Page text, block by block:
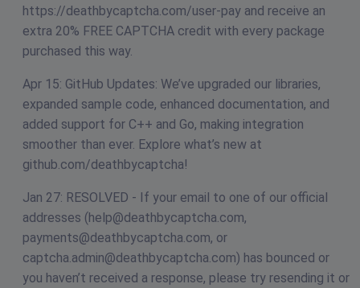
https://deathbycaptcha.com/user-pay and receive an
extra 20% FREE CAPTCHA credit with every package
purchased this way.
Apr 15: GitHub Updates: We’ve upgraded our libraries,
expanded sample code, enhanced documentation, and
added support for C++ and Go, making integration
smoother than ever. Explore what’s new at
github.com/deathbycaptcha!
Jan 27: RESOLVED - If your email to one of our official
addresses (help@deathbycaptcha.com,
payments@deathbycaptcha.com, or
captcha.admin@deathbycaptcha.com) has bounced or
you haven’t received a response, please try resending it or